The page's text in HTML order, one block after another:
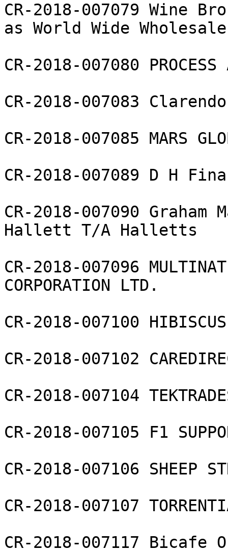
CR-2018-007079 Wine
as World Wide
CR-2018-007080 PROCESS
CR-2018-007083
CR-2018-007085 MARS
CR-2018-007089 D H
CR-2018-007090
Hallett T/A Halletts
CR-2018-007096
CORPORATION LTD.
CR-2018-007100
CR-2018-007102
CR-2018-007104
CR-2018-007105 F1
CR-2018-007106 SHEEP
CR-2018-007107
CR-2018-007117 Bicafe